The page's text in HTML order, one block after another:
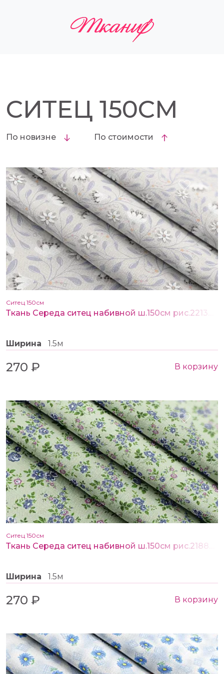
СИТЕЦ 150СМ
По новизне По стоимости
Ситец 150см
Ширина 1.5м
270 ₽ В корзину
Ситец 150см
Ширина 1.5м
270 ₽ В корзину